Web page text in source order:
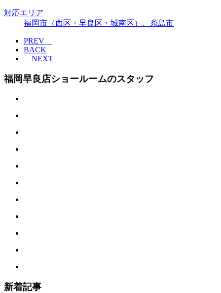
対応エリア
福岡市（西区・早良区・城南区）、糸島市
PREV
BACK
NEXT
福岡早良店ショールームのスタッフ
新着記事